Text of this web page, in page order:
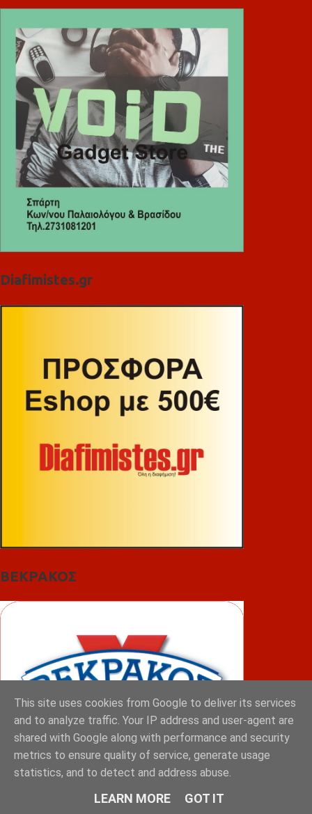
Diafimistes.gr
ΒΕΚΡΑΚΟΣ
This site uses cookies from Google to deliver its services
and to analyze traffic. Your IP address and user-agent are
shared with Google along with performance and security
metrics to ensure quality of service, generate usage
statistics, and to detect and address abuse.
LEARN MORE GOT IT